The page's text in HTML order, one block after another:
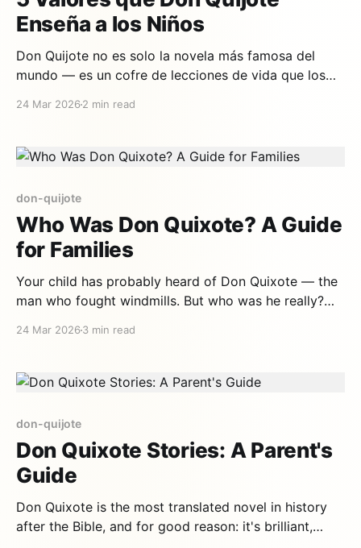
Enseña a los Niños
Don Quijote no es solo la novela más famosa del
mundo — es un cofre de lecciones de vida que los
cae y se levanta
24 Mar 2026 2 min read
don-quijote
Who Was Don Quixote? A Guide
for Families
Your child has probably heard of Don Quixote — the
man who fought windmills. But who was he really?
world
24 Mar 2026 3 min read
don-quijote
Don Quixote Stories: A Parent's
Guide
Don Quixote is the most translated novel in history
after the Bible, and for good reason: it's brilliant,